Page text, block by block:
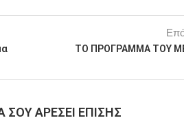
ΤΟ ΠΡΟΓΡΑΜΜΑ ΤΟΥ
ΣΟΥ ΑΡΈΣΕΙ ΕΠΊΣΗΣ